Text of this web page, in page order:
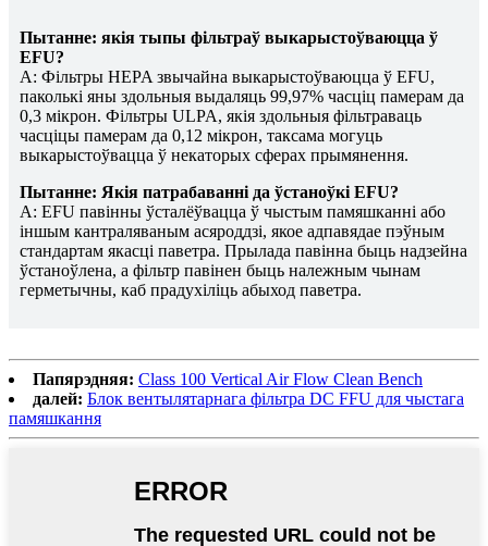
Пытанне: якія тыпы фільтраў выкарыстоўваюцца ў
EFU?
A: Фільтры HEPA звычайна выкарыстоўваюцца ў EFU,
паколькі яны здольныя выдаляць 99,97% часціц памерам да
0,3 мікрон. Фільтры ULPA, якія здольныя фільтраваць
часціцы памерам да 0,12 мікрон, таксама могуць
выкарыстоўвацца ў некаторых сферах прымянення.
Пытанне: Якія патрабаванні да ўстаноўкі EFU?
A: EFU павінны ўсталёўвацца ў чыстым памяшканні або
іншым кантраляваным асяроддзі, якое адпавядае пэўным
стандартам якасці паветра. Прылада павінна быць надзейна
ўстаноўлена, а фільтр павінен быць належным чынам
герметычны, каб прадухіліць абыход паветра.
Папярэдняя: Class 100 Vertical Air Flow Clean Bench
далей: Блок вентылятарнага фільтра DC FFU для чыстага
памяшкання